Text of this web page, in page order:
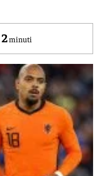
2minuti